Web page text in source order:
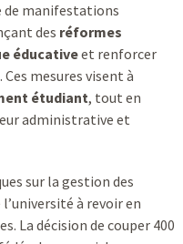
de manifestations
des réformes
éducativeet renforcer
. Ces mesures visent à
étudiant, tout en
administrative et
sur la gestion des
à revoir en
La décision de couper 400